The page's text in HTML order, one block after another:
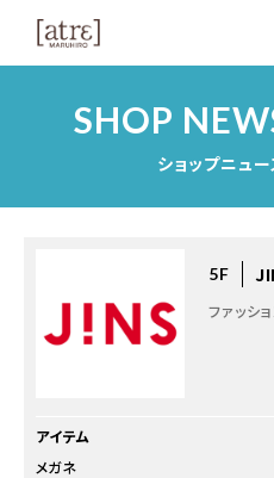
SHOP
ショップニュ
5F
ファッシ
アイテム
メガネ